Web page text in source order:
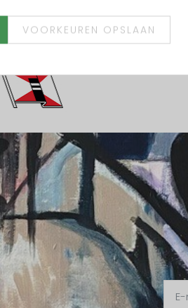
VOORKEUREN OPSLAAN